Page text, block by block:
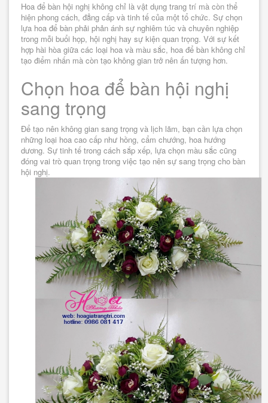
Hoa để bàn hội nghị không chỉ là vật dụng trang trí mà còn thể
hiện phong cách, đẳng cấp và tinh tế của một tổ chức. Sự chọn
lựa hoa để bàn phải phản ánh sự nghiêm túc và chuyên nghiệp
trong mỗi buổi họp, hội nghị hay sự kiện quan trọng. Với sự kết
hợp hài hòa giữa các loại hoa và màu sắc, hoa để bàn không chỉ
tạo điểm nhấn mà còn tạo không gian trở nên ấn tượng hơn.
Chọn hoa để bàn hội nghị
sang trọng
Để tạo nên không gian sang trọng và lịch lãm, bạn cần lựa chọn
những loại hoa cao cấp như hồng, cẩm chướng, hoa hướng
dương. Sự tinh tế trong cách sắp xếp, lựa chọn màu sắc cũng
đóng vai trò quan trọng trong việc tạo nên sự sang trọng cho bàn
hội nghị.